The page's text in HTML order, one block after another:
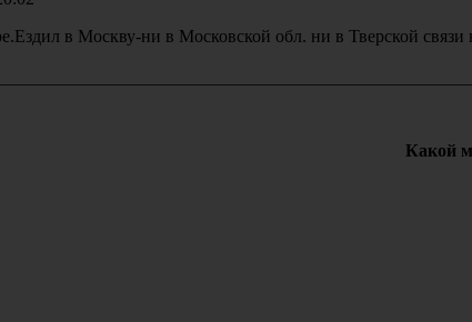
в Москву-ни в Московской обл. ни в Тверской
Какой